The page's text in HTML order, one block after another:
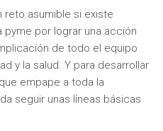
reto asumible si existe
pyme por lograr una acción
de todo el equipo
y la salud. Y para desarrollar
empape a toda la
seguir unas líneas básicas